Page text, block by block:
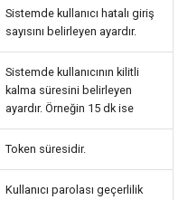
Sistemde kullanıcı hatalı giriş
sayısını belirleyen ayardır.
Sistemde kullanıcının kilitli
kalma süresini belirleyen
ayardır. Örneğin 15 dk ise
Token süresidir.
Kullanıcı parolası geçerlilik